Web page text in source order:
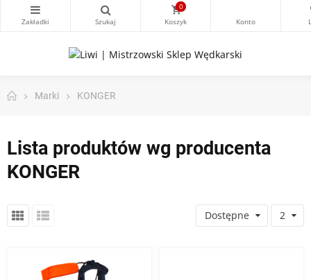
0
Marki KONGER
Lista produktów wg producenta
KONGER
Dostępne 2